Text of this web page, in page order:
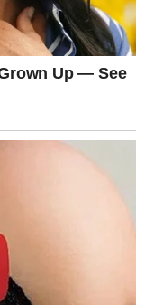
voliteneštoslatko
saveznikukuhinji.
bitirezervisano
jednostavnom